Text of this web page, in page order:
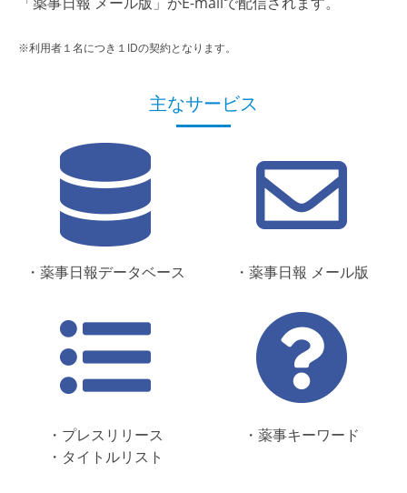
※利用者１名につき１IDの契約となります。
主なサービス
・薬事日報データベース ・薬事日報 メール版
・プレスリリース
・タイトルリスト
・薬事キーワード